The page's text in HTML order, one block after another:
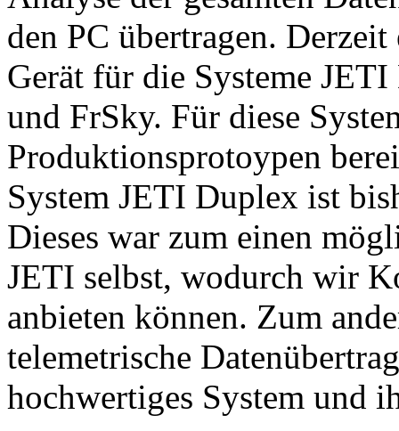
den PC übertragen.
Gerät für die Systeme
und FrSky. Für diese
Produktionsprotoypen
System JETI Duplex ist
Dieses war zum einen
JETI selbst, wodurch wir
anbieten können. Zum
telemetrische
hochwertiges System und